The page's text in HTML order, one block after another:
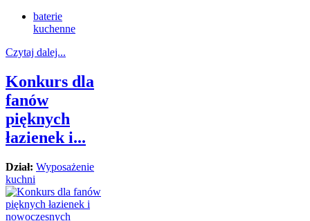
baterie
kuchenne
Czytaj dalej...
Konkurs dla
fanów
pięknych
łazienek i...
Dział: Wyposażenie
kuchni